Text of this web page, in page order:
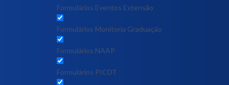
Formulários Eventos Extensão
Formulários Monitoria Graduação
Formulários NAAP
Formulários PICDT